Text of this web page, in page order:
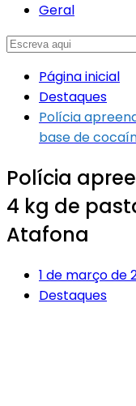
Geral
Página inicial
Destaques
Polícia
base de
Polícia
4 kg de
Atafona
1 de março de
Destaques